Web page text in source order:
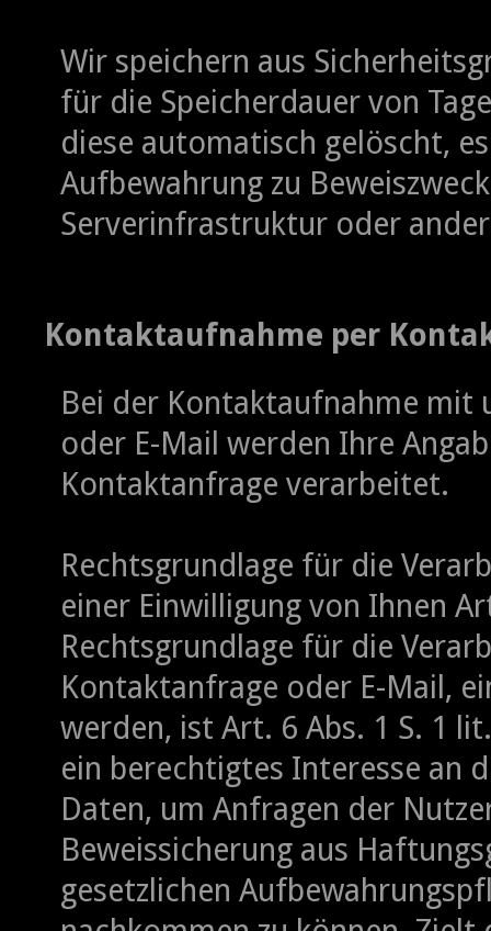
Wir speichern aus
für die Speicherdauer von
diese automatisch gelöscht,
Aufbewahrung zu
Serverinfrastruktur oder
Kontaktaufnahme per
Bei der Kontaktaufnahme mit
oder E-Mail werden Ihre
Kontaktanfrage verarbeitet.
Rechtsgrundlage für die
einer Einwilligung von Ihnen
Rechtsgrundlage für die
Kontaktanfrage oder E-Mail,
werden, ist Art. 6 Abs. 1 S. 1
ein berechtigtes Interesse an
Daten, um Anfragen der
Beweissicherung aus
gesetzlichen